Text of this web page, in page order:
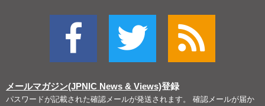
メールマガジン(JPNIC News & Views)登録
パスワードが記載された確認メールが発送されます。 確認メールが届か